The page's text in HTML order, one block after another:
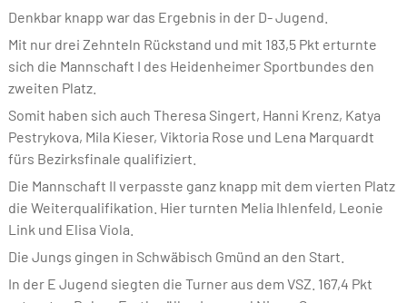
Denkbar knapp war das Ergebnis in der D- Jugend.
Mit nur drei Zehnteln Rückstand und mit 183,5 Pkt erturnte
sich die Mannschaft I des Heidenheimer Sportbundes den
zweiten Platz.
Somit haben sich auch Theresa Singert, Hanni Krenz, Katya
Pestrykova, Mila Kieser, Viktoria Rose und Lena Marquardt
fürs Bezirksfinale qualifiziert.
Die Mannschaft II verpasste ganz knapp mit dem vierten Platz
die Weiterqualifikation. Hier turnten Melia Ihlenfeld, Leonie
Link und Elisa Viola.
Die Jungs gingen in Schwäbisch Gmünd an den Start.
In der E Jugend siegten die Turner aus dem VSZ. 167,4 Pkt